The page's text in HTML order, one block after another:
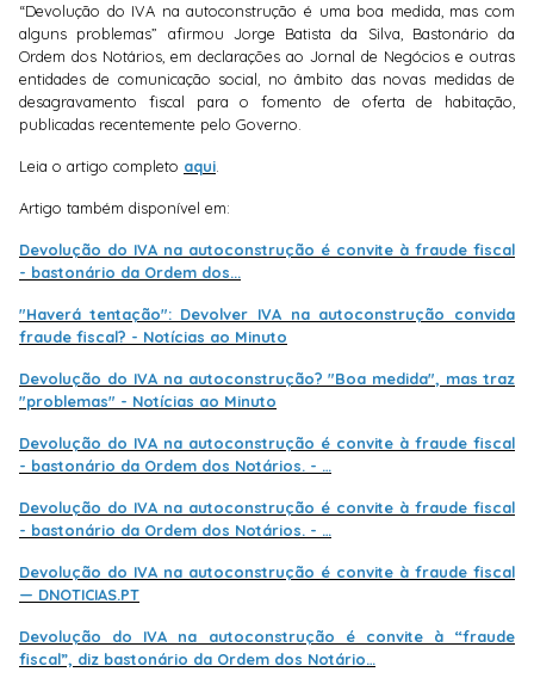
“Devolução do IVA na autoconstrução é uma boa medida, mas com
alguns problemas” afirmou Jorge Batista da Silva, Bastonário da
Ordem dos Notários, em declarações ao Jornal de Negócios e outras
entidades de comunicação social, no âmbito das novas medidas de
desagravamento fiscal para o fomento de oferta de habitação,
publicadas recentemente pelo Governo.
Leia o artigo completo aqui.
Artigo também disponível em:
Devolução do IVA na autoconstrução é convite à fraude fiscal
- bastonário da Ordem dos...
"Haverá tentação": Devolver IVA na autoconstrução convida
fraude fiscal? - Notícias ao Minuto
Devolução do IVA na autoconstrução? "Boa medida", mas traz
"problemas" - Notícias ao Minuto
Devolução do IVA na autoconstrução é convite à fraude fiscal
- bastonário da Ordem dos Notários. - …
Devolução do IVA na autoconstrução é convite à fraude fiscal
- bastonário da Ordem dos Notários. - …
Devolução do IVA na autoconstrução é convite à fraude fiscal
— DNOTICIAS.PT
Devolução do IVA na autoconstrução é convite à “fraude
fiscal”, diz bastonário da Ordem dos Notário…